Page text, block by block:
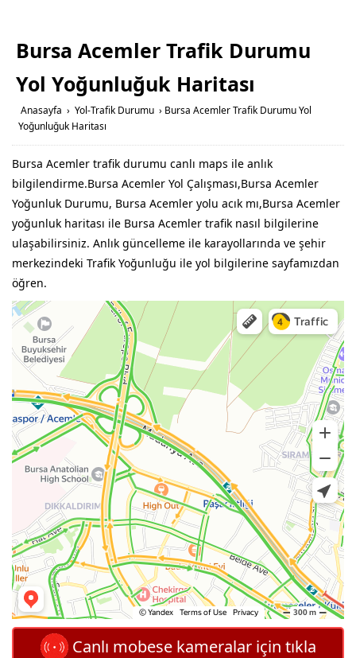
Bursa Acemler Trafik Durumu
Yol Yoğunluğuk Haritası
Anasayfa › Yol-Trafik Durumu › Bursa Acemler Trafik Durumu Yol
Yoğunluğuk Haritası
Bursa Acemler trafik durumu canlı maps ile anlık
bilgilendirme.Bursa Acemler Yol Çalışması,Bursa Acemler
Yoğunluk Durumu, Bursa Acemler yolu acık mı,Bursa Acemler
yoğunluk haritası ile Bursa Acemler trafik nasıl bilgilerine
ulaşabilirsiniz. Anlık güncelleme ile karayollarında ve şehir
merkezindeki Trafik Yoğunluğu ile yol bilgilerine sayfamızdan
öğren.
Canlı mobese kameralar için tıkla